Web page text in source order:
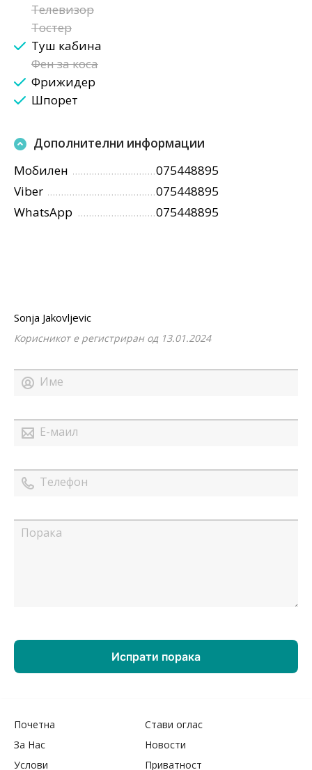
Телевизор
Тостер
Туш кабина
Фен за коса
Фрижидер
Шпорет
Дополнителни информации
Мобилен
075448895
Viber
075448895
WhatsApp
075448895
Sonja Jakovljevic
Корисникот е регистриран од 13.01.2024
Почетна
Стави оглас
За Нас
Новости
Услови
Приватност